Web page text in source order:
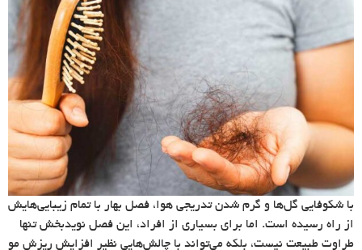
با شکوفایی گل‌ها و گرم شدن تدریجی هوا، فصل بهار با تمام زیبایی‌هایش
از راه رسیده است. اما برای بسیاری از افراد، این فصل نویدبخش تنها
طراوت طبیعت نیست، بلکه می‌تواند با چالش‌هایی نظیر افزایش ریزش مو